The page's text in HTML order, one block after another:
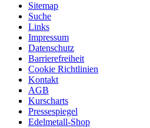
Sitemap
Suche
Links
Impressum
Datenschutz
Barrierefreiheit
Cookie Richtlinien
Kontakt
AGB
Kurscharts
Pressespiegel
Edelmetall-Shop